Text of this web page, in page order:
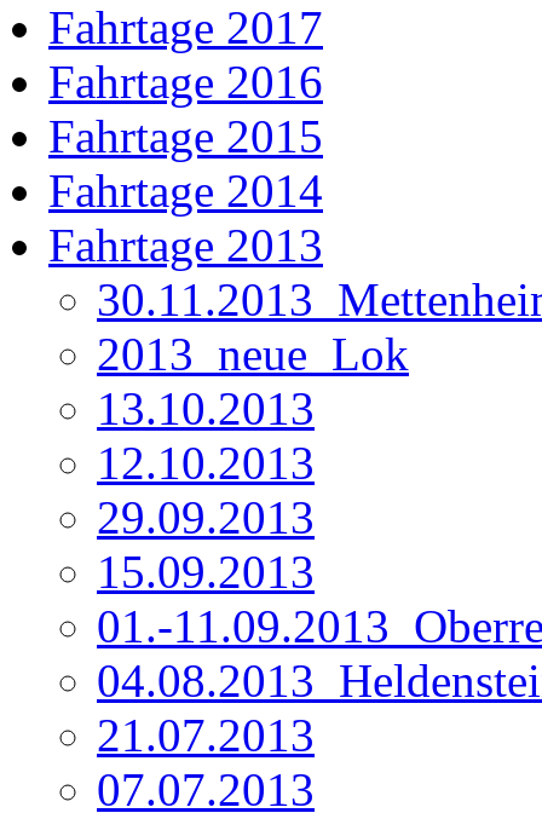
Fahrtage 2017
Fahrtage 2016
Fahrtage 2015
Fahrtage 2014
Fahrtage 2013
2013_neue_Lok
13.10.2013
12.10.2013
29.09.2013
15.09.2013
01.-
21.07.2013
07.07.2013